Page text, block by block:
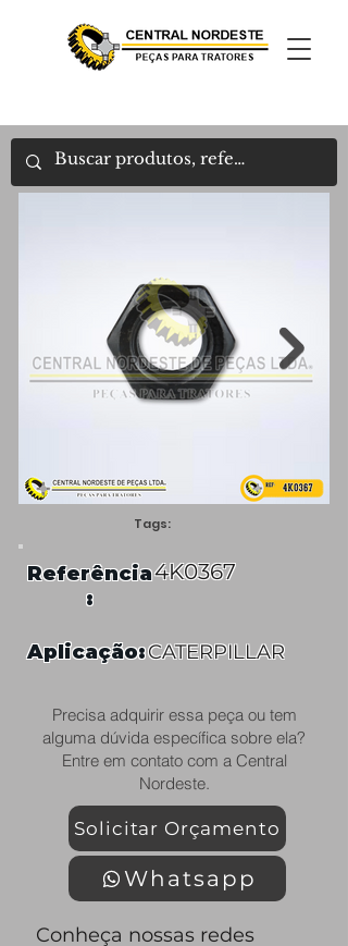
Tags:
Referência
:
4K0367
Aplicação:CATERPILLAR
Precisa adquirir essa peça ou tem
alguma dúvida específica sobre ela?
Entre em contato com a Central
Nordeste.
Solicitar Orçamento
Whatsapp
Conheça nossas redes